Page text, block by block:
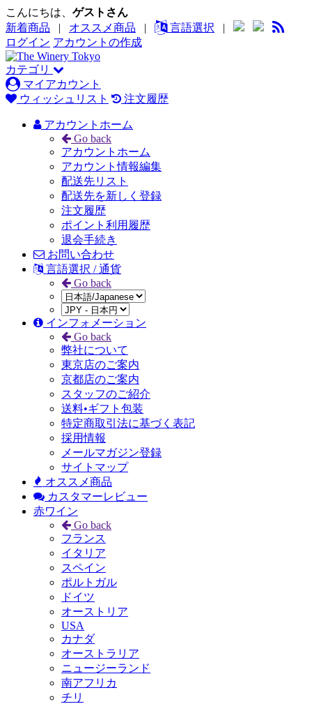
こんにちは、 ゲストさん
新着商品 | オススメ商品 | 言語選択 |
ログイン アカウントの作成
カテゴリ
マイアカウント
ウィッシュリスト
注文履歴
アカウントホーム
Go back
アカウントホーム
アカウント情報編集
配送先リスト
配送先を新しく登録
注文履歴
ポイント利用履歴
退会手続き
お問い合わせ
言語選択 / 通貨
Go back
インフォメーション
Go back
弊社について
東京店のご案内
京都店のご案内
スタッフのご紹介
送料•ギフト包装
特定商取引法に基づく表記
採用情報
メールマガジン登録
サイトマップ
オススメ商品
カスタマーレビュー
赤ワイン
Go back
フランス
イタリア
スペイン
ポルトガル
ドイツ
オーストリア
USA
カナダ
オーストラリア
ニュージーランド
南アフリカ
チリ